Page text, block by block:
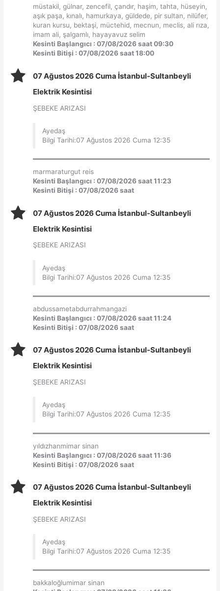
müstakil, gülnar, zencefil, çandır, haşim, tahta, hüseyin,
aşık paşa, kınalı, hamurkaya, güldede, pir sultan, nilüfer,
kuran kursu, bektaşi, müctehid, mecnun, meclis, ali rıza,
imam ali, şalgamlı, hayayavuz selim
Kesinti Başlangıcı : 07/08/2026 saat 09:30
Kesinti Bitişi : 07/08/2026 saat 18:00
07 Ağustos 2026 Cuma İstanbul-Sultanbeyli
Elektrik Kesintisi
ŞEBEKE ARIZASI
Ayedaş
Bilgi Tarihi:07 Ağustos 2026 Cuma 12:35
marmaraturgut reis
Kesinti Başlangıcı : 07/08/2026 saat 11:23
Kesinti Bitişi : 07/08/2026 saat
07 Ağustos 2026 Cuma İstanbul-Sultanbeyli
Elektrik Kesintisi
ŞEBEKE ARIZASI
Ayedaş
Bilgi Tarihi:07 Ağustos 2026 Cuma 12:35
abdussametabdurrahmangazi
Kesinti Başlangıcı : 07/08/2026 saat 11:24
Kesinti Bitişi : 07/08/2026 saat
07 Ağustos 2026 Cuma İstanbul-Sultanbeyli
Elektrik Kesintisi
ŞEBEKE ARIZASI
Ayedaş
Bilgi Tarihi:07 Ağustos 2026 Cuma 12:35
yıldızhanmimar sinan
Kesinti Başlangıcı : 07/08/2026 saat 11:36
Kesinti Bitişi : 07/08/2026 saat
07 Ağustos 2026 Cuma İstanbul-Sultanbeyli
Elektrik Kesintisi
ŞEBEKE ARIZASI
Ayedaş
Bilgi Tarihi:07 Ağustos 2026 Cuma 12:35
bakkaloğlumimar sinan